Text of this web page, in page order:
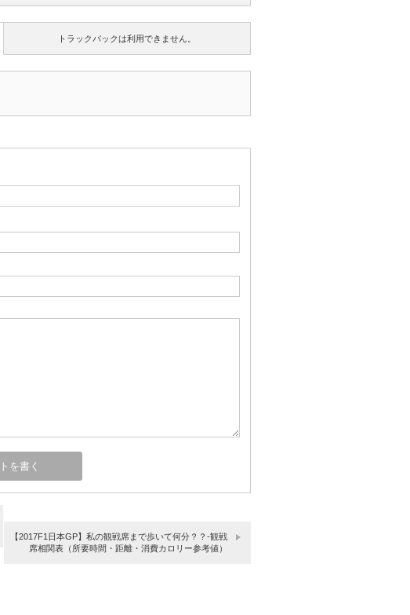
トラックバックは利用できません。
【2017F1日本GP】私の観戦席まで歩いて何分？？-観戦
席相関表（所要時間・距離・消費カロリー参考値）